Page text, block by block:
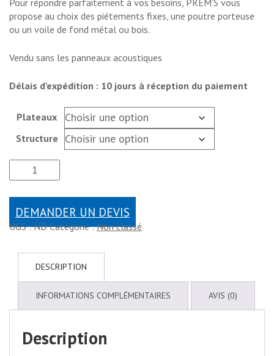
propose au choix des piétements fixes, une poutre porteuse
ou un voile de fond métal ou bois.
Vendu sans les panneaux acoustiques
Délais d’expédition : 10 jours à réception du paiement
Plateaux
Structure
DEMANDER UN DEVIS
UGS :ND Catégorie :Non classé
DESCRIPTION
INFORMATIONS COMPLÉMENTAIRES AVIS (0)
Description